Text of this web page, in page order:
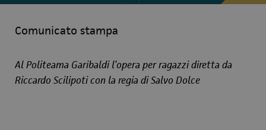
Comunicato stampa
Al Politeama Garibaldi l’opera per ragazzi diretta da
Riccardo Scilipoti con la regia di Salvo Dolce